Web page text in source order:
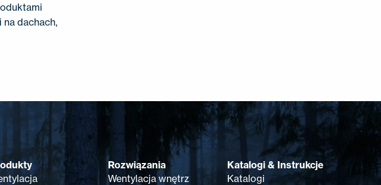
dachach,
Rozwiązania
Wentylacja wnętrz
Katalogi & Instrukcje
Katalogi